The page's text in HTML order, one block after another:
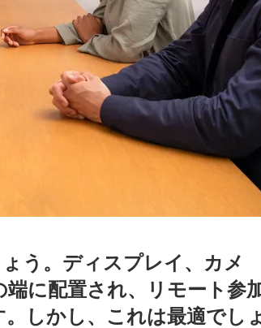
う。ディスプレイ、カメ
に配置され、リモート参
しかし、これは最適でしょ